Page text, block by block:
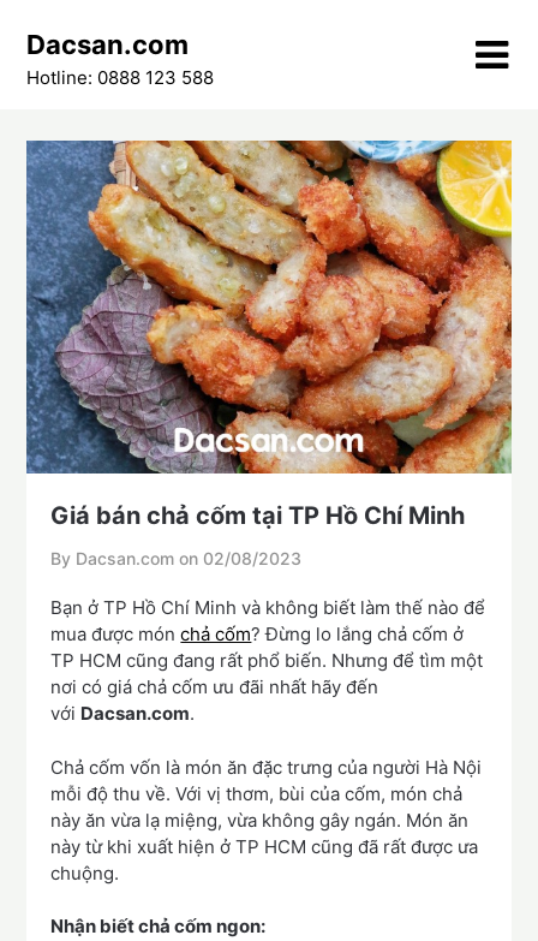
content
Dacsan.com
Hotline: 0888 123 588
Giá bán chả cốm tại TP Hồ Chí Minh
By Dacsan.com on 02/08/2023
Bạn ở TP Hồ Chí Minh và không biết làm thế nào để
mua được mónchả cốm? Đừng lo lắng chả cốm ở
TP HCM cũng đang rất phổ biến. Nhưng để tìm một
nơi có giá chả cốm ưu đãi nhất hãy đến
với Dacsan.com.
Chả cốm vốn là món ăn đặc trưng của người Hà Nội
mỗi độ thu về. Với vị thơm, bùi của cốm, món chả
này ăn vừa lạ miệng, vừa không gây ngán. Món ăn
này từ khi xuất hiện ở TP HCM cũng đã rất được ưa
chuộng.
Nhận biết chả cốm ngon: